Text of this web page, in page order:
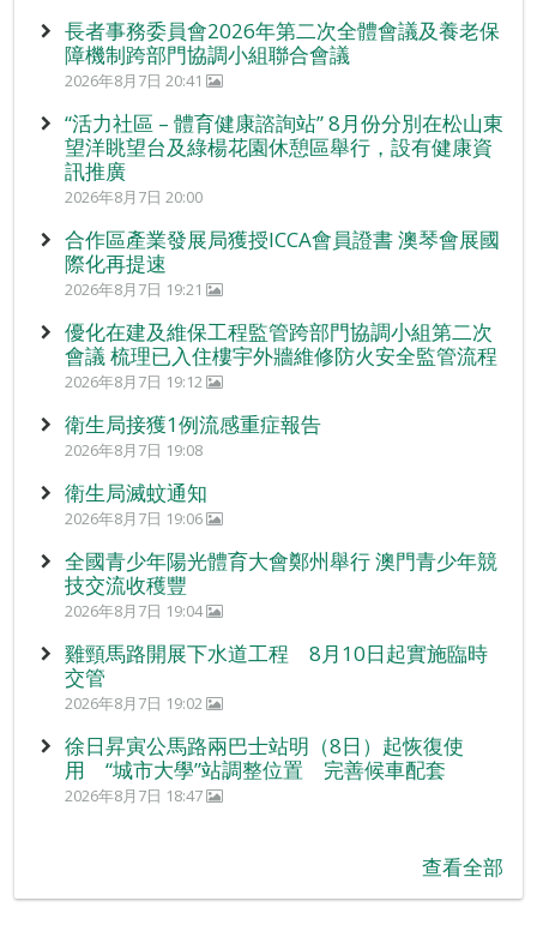
長者事務委員會2026年第二次全體會議及養老保
障機制跨部門協調小組聯合會議
2026年8月7日 20:41
“活力社區 – 體育健康諮詢站” 8月份分別在松山東
望洋眺望台及綠楊花園休憩區舉行，設有健康資
訊推廣
2026年8月7日 20:00
合作區產業發展局獲授ICCA會員證書 澳琴會展國
際化再提速
2026年8月7日 19:21
優化在建及維保工程監管跨部門協調小組第二次
會議 梳理已入住樓宇外牆維修防火安全監管流程
2026年8月7日 19:12
衛生局接獲1例流感重症報告
2026年8月7日 19:08
衛生局滅蚊通知
2026年8月7日 19:06
全國青少年陽光體育大會鄭州舉行 澳門青少年競
技交流收穫豐
2026年8月7日 19:04
雞頸馬路開展下水道工程 8月10日起實施臨時
交管
2026年8月7日 19:02
徐日昇寅公馬路兩巴士站明（8日）起恢復使
用 “城市大學”站調整位置 完善候車配套
2026年8月7日 18:47
查看全部